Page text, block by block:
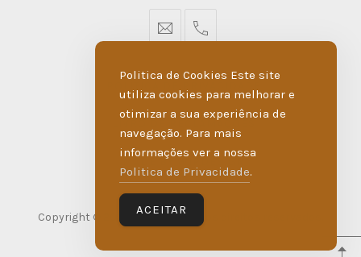
geral@dmare.pt
917774486
LIVRO DE RECLAMAÇÕES
MADE BY WIPDESIGN
Copyright © 2026 D'Maré. Todos os direitos reservados.
Politica de Cookies Este site
utiliza cookies para melhorar e
otimizar a sua experiência de
navegação. Para mais
informações ver a nossa
Politica de Privacidade.
ACEITAR